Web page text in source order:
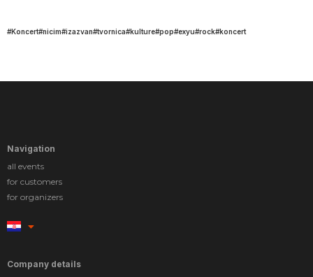
Koncert nicim izazvan tvornica kulture pop exyu rock koncert
Navigation
all events
for customers
for organizers
Company details